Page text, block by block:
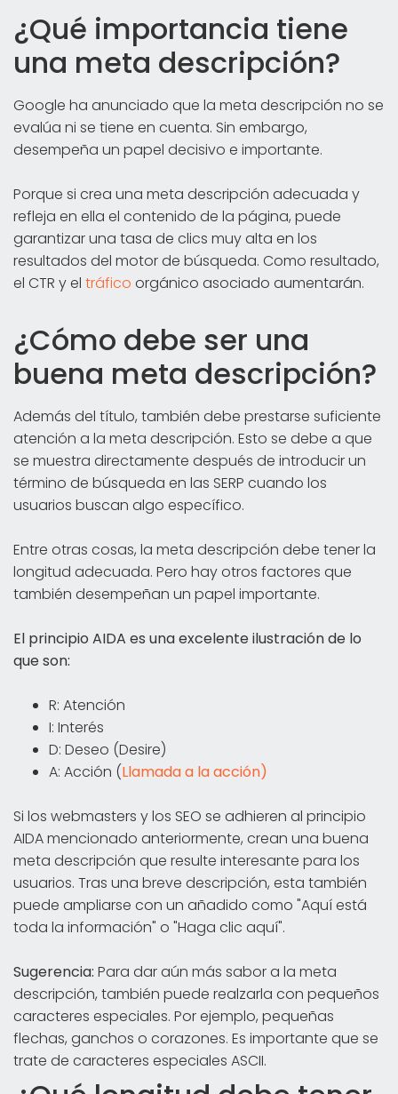
¿Qué importancia tiene
una meta descripción?
Google ha anunciado que la meta descripción no se
evalúa ni se tiene en cuenta. Sin embargo,
desempeña un papel decisivo e importante.
Porque si crea una meta descripción adecuada y
refleja en ella el contenido de la página, puede
garantizar una tasa de clics muy alta en los
resultados del motor de búsqueda. Como resultado,
el CTR y el tráfico orgánico asociado aumentarán.
¿Cómo debe ser una
buena meta descripción?
Además del título, también debe prestarse suficiente
atención a la meta descripción. Esto se debe a que
se muestra directamente después de introducir un
término de búsqueda en las SERP cuando los
usuarios buscan algo específico.
Entre otras cosas, la meta descripción debe tener la
longitud adecuada. Pero hay otros factores que
también desempeñan un papel importante.
El principio AIDA es una excelente ilustración de lo
que son:
R: Atención
I: Interés
D: Deseo (Desire)
A: Acción (Llamada a la acción)
Si los webmasters y los SEO se adhieren al principio
AIDA mencionado anteriormente, crean una buena
meta descripción que resulte interesante para los
usuarios. Tras una breve descripción, esta también
puede ampliarse con un añadido como "Aquí está
toda la información" o "Haga clic aquí".
Sugerencia: Para dar aún más sabor a la meta
descripción, también puede realzarla con pequeños
caracteres especiales. Por ejemplo, pequeñas
flechas, ganchos o corazones. Es importante que se
trate de caracteres especiales ASCII.